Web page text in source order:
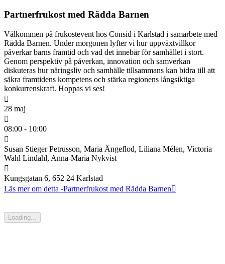
Partnerfrukost med Rädda Barnen
Välkommen på frukostevent hos Consid i Karlstad i samarbete med
Rädda Barnen. Under morgonen lyfter vi hur uppväxtvillkor
påverkar barns framtid och vad det innebär för samhället i stort.
Genom perspektiv på påverkan, innovation och samverkan
diskuteras hur näringsliv och samhälle tillsammans kan bidra till att
säkra framtidens kompetens och stärka regionens långsiktiga
konkurrenskraft. Hoppas vi ses!
28 maj
08:00 - 10:00
Susan Stieger Petrusson, Maria Ängeflod, Liliana Mélen, Victoria
Wahl Lindahl, Anna-Maria Nykvist
Kungsgatan 6, 652 24 Karlstad
Läs mer om detta -Partnerfrukost med Rädda Barnen
Loading...